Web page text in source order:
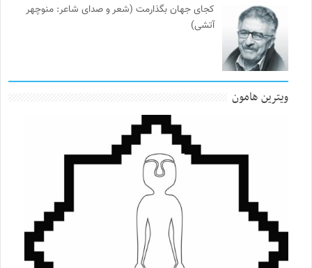
کجای جهان بگذارمت (شعر و صدای شاعر: منوچهر
آتشی)
ویترین هامون